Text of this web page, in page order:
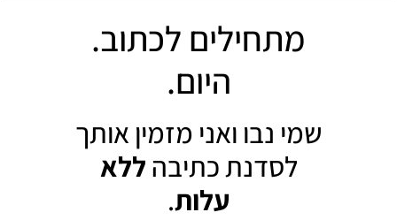
מתחילים לכתוב.
היום.
שמי נבו ואני מזמין אותך
לסדנת כתיבהללא
עלות.